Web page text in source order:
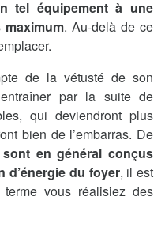
tel équipement à une
maximum. Au-delà de ce
de la vétusté de son
par la suite de
qui deviendront plus
bien de l’embarras. De
en général conçus
d’énergie du foyer, il est
terme vous réalisiez des